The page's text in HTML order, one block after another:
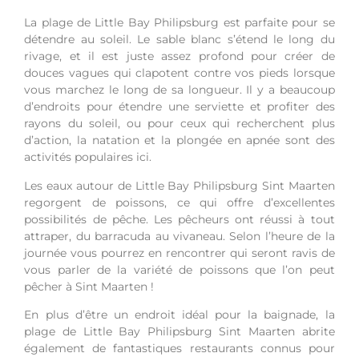
La plage de Little Bay Philipsburg est parfaite pour se
détendre au soleil. Le sable blanc s’étend le long du
rivage, et il est juste assez profond pour créer de
douces vagues qui clapotent contre vos pieds lorsque
vous marchez le long de sa longueur. Il y a beaucoup
d’endroits pour étendre une serviette et profiter des
rayons du soleil, ou pour ceux qui recherchent plus
d’action, la natation et la plongée en apnée sont des
activités populaires ici.
Les eaux autour de Little Bay Philipsburg Sint Maarten
regorgent de poissons, ce qui offre d’excellentes
possibilités de pêche. Les pêcheurs ont réussi à tout
attraper, du barracuda au vivaneau. Selon l’heure de la
journée vous pourrez en rencontrer qui seront ravis de
vous parler de la variété de poissons que l’on peut
pêcher à Sint Maarten !
En plus d’être un endroit idéal pour la baignade, la
plage de Little Bay Philipsburg Sint Maarten abrite
également de fantastiques restaurants connus pour